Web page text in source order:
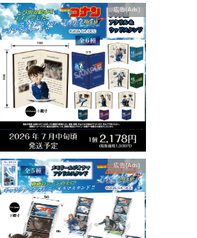
広告(Ads)
広告(Ads)